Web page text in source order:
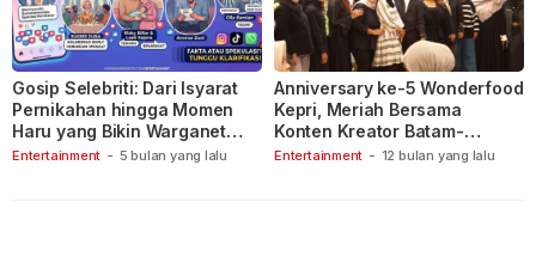
Entertainment - 5 bulan yang lalu
Gosip Selebriti: Dari Isyarat
Pernikahan hingga Momen
Haru yang Bikin Warganet
Berspekulasi
Entertainment - 12 bulan yang lalu
Anniversary ke-5 Wonderfood
Kepri, Meriah Bersama
Konten Kreator Batam-
Tanjungpinang